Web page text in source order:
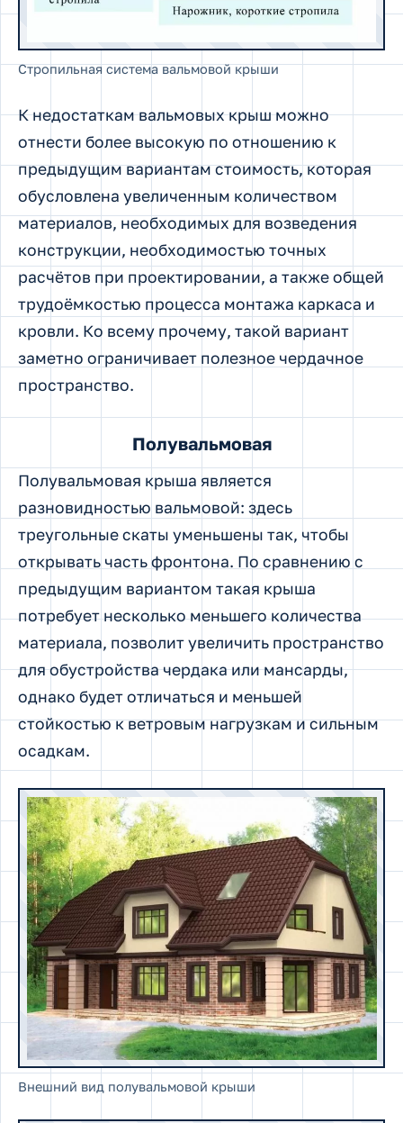
Стропильная система вальмовой крыши
К недостаткам вальмовых крыш можно
отнести более высокую по отношению к
предыдущим вариантам стоимость, которая
обусловлена увеличенным количеством
материалов, необходимых для возведения
конструкции, необходимостью точных
расчётов при проектировании, а также общей
трудоёмкостью процесса монтажа каркаса и
кровли. Ко всему прочему, такой вариант
заметно ограничивает полезное чердачное
пространство.
Полувальмовая
Полувальмовая крыша является
разновидностью вальмовой: здесь
треугольные скаты уменьшены так, чтобы
открывать часть фронтона. По сравнению с
предыдущим вариантом такая крыша
потребует несколько меньшего количества
материала, позволит увеличить пространство
для обустройства чердака или мансарды,
однако будет отличаться и меньшей
стойкостью к ветровым нагрузкам и сильным
осадкам.
Внешний вид полувальмовой крыши